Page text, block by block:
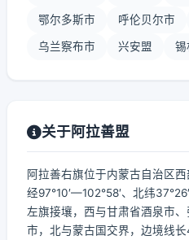
鄂尔多斯市 呼伦贝尔市
乌兰察布市 兴安盟 锡
关于阿拉善盟
阿拉善右旗位于内蒙古自治区
经97°10′—102°58′、北纬
左旗接壤，西与甘肃省酒泉市
市，北与蒙古国交界，边境线